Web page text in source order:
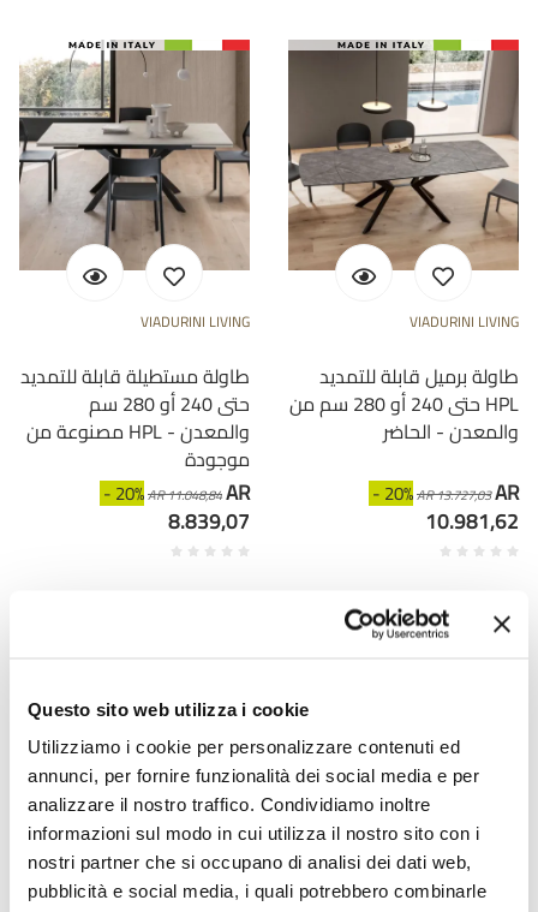
Questo sito web utilizza i cookie
Utilizziamo i cookie per personalizzare contenuti ed
annunci, per fornire funzionalità dei social media e per
analizzare il nostro traffico. Condividiamo inoltre
informazioni sul modo in cui utilizza il nostro sito con i
nostri partner che si occupano di analisi dei dati web,
pubblicità e social media, i quali potrebbero combinarle
VIADURINI LIVING
طاولة مستطيلة قابلة للتمديد
حتى 240 أو 280 سم
مصنوعة من HPL والمعدن -
موجودة
- 20%AR 11.048,84AR
8.839,07
VIADURINI LIVING
طاولة برميل قابلة للتمديد
حتى 240 أو 280 سم من HPL
والمعدن - الحاضر
- 20%AR 13.727,03AR
10.981,62
VIADURINI LIVING VIADURINI LIVING